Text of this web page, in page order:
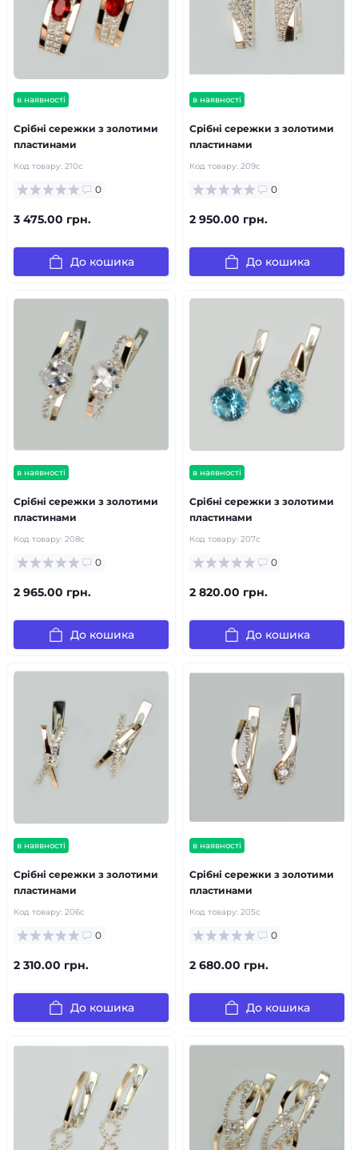
в наявності
Срібні сережки з золотими
пластинами
Код товару: 210с
0
3 475.00 грн.
До кошика
в наявності
Срібні сережки з золотими
пластинами
Код товару: 209с
0
2 950.00 грн.
До кошика
в наявності
Срібні сережки з золотими
пластинами
Код товару: 208с
0
2 965.00 грн.
До кошика
в наявності
Срібні сережки з золотими
пластинами
Код товару: 207с
0
2 820.00 грн.
До кошика
в наявності
Срібні сережки з золотими
пластинами
Код товару: 206с
0
2 310.00 грн.
До кошика
в наявності
Срібні сережки з золотими
пластинами
Код товару: 205с
0
2 680.00 грн.
До кошика